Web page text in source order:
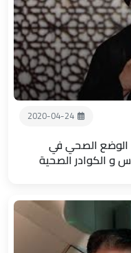
2020-04-24
الوضع الصحي في
و الكوادر الصحية